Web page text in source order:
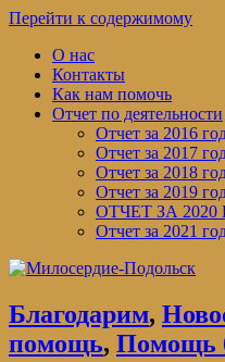
Перейти к содержимому
О нас
Контакты
Как нам помочь
Отчет по деятельности
Отчет за 2016
Отчет за 2017
Отчет за 2018
Отчет за 2019
ОТЧЕТ ЗА 2020
Отчет за 2021
Благодарим,
помощь, Помощь